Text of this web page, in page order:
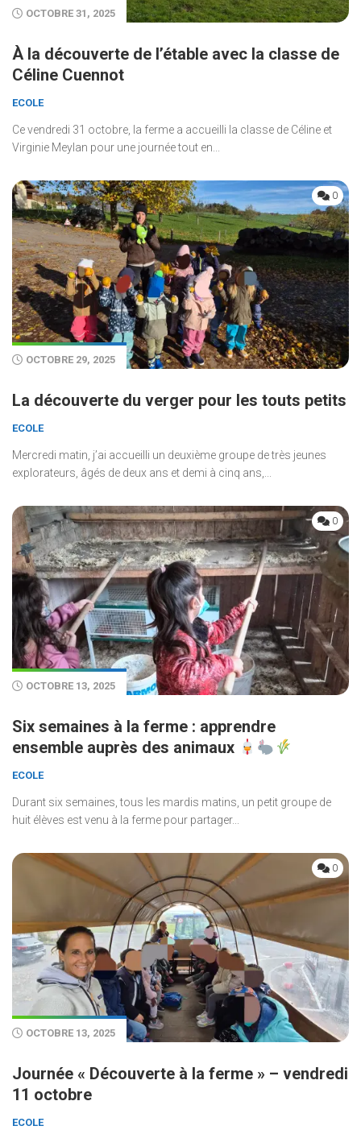
OCTOBRE 31, 2025
À la découverte de l’étable avec la classe de
Céline Cuennot
ECOLE
Ce vendredi 31 octobre, la ferme a accueilli la classe de Céline et
Virginie Meylan pour une journée tout en...
0
OCTOBRE 29, 2025
La découverte du verger pour les touts petits
ECOLE
Mercredi matin, j’ai accueilli un deuxième groupe de très jeunes
explorateurs, âgés de deux ans et demi à cinq ans,...
0
OCTOBRE 13, 2025
Six semaines à la ferme : apprendre
ensemble auprès des animaux
ECOLE
Durant six semaines, tous les mardis matins, un petit groupe de
huit élèves est venu à la ferme pour partager...
0
OCTOBRE 13, 2025
Journée « Découverte à la ferme » – vendredi
11 octobre
ECOLE